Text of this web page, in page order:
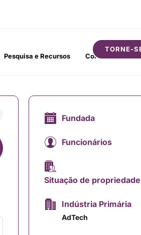
Pesquisa e Recursos Comunidade
TORNE-
Fundada
Funcionários
Situação de propriedade
Indústria Primária
AdTech